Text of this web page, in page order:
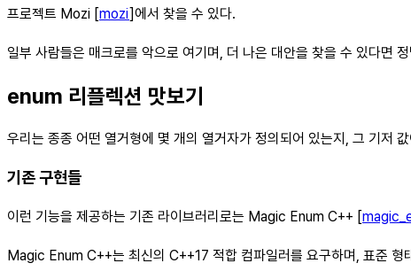
프로젝트 Mozi [mozi]에서 찾을 수 있다.
일부 사람들은 매크로를 악으로 여기며, 더 나은 대안을 찾을 수 있다면
enum 리플렉션 맛보기
우리는 종종 어떤 열거형에 몇 개의 열거자가 정의되어 있는지, 그 기저
기존 구현들
이런 기능을 제공하는 기존 라이브러리로는 Magic Enum C++ [
Magic Enum C++는 최신의 C++17 적합 컴파일러를 요구하며, 표준 형